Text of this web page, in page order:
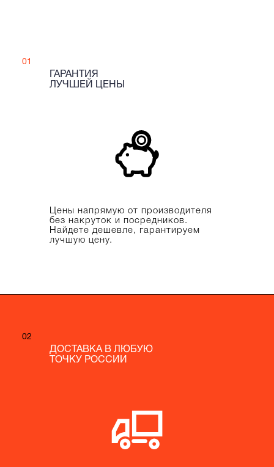
01
ГАРАНТИЯ
ЛУЧШЕЙ ЦЕНЫ
Цены напрямую от производителя
без накруток и посредников.
Найдете дешевле, гарантируем
лучшую цену.
02
ДОСТАВКА В ЛЮБУЮ
ТОЧКУ РОССИИ
02
ДОСТАВКА В ЛЮБУЮ
ТОЧКУ РОССИИ